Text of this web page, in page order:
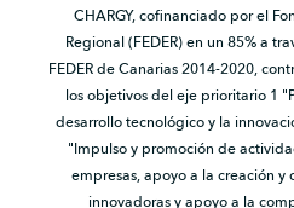
CHARGY, cofinanciado por el
Regional (FEDER) en un 85% a
FEDER de Canarias 2014-2020,
los objetivos del eje prioritario 1
desarrollo tecnológico y la
"Impulso y promoción de
empresas, apoyo a la creación y
innovadoras y apoyo a la